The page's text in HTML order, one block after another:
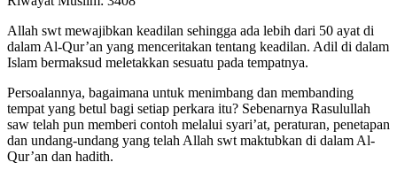
Allah swt mewajibkan keadilan sehingga ada lebih dari 50 ayat di
dalam Al-Qur’an yang menceritakan tentang keadilan. Adil di dalam
Islam bermaksud meletakkan sesuatu pada tempatnya.
Persoalannya, bagaimana untuk menimbang dan membanding
tempat yang betul bagi setiap perkara itu? Sebenarnya Rasulullah
saw telah pun memberi contoh melalui syari’at, peraturan, penetapan
dan undang-undang yang telah Allah swt maktubkan di dalam Al-
Qur’an dan hadith.